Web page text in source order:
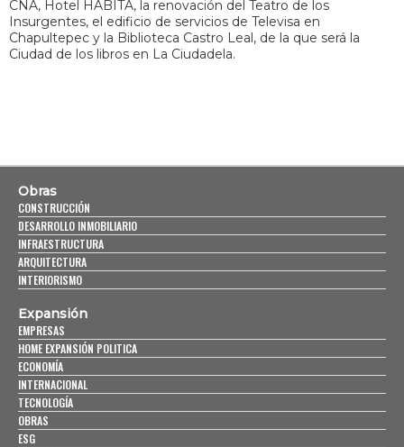
CNA, Hotel HABITA, la renovación del Teatro de los
Insurgentes, el edificio de servicios de Televisa en
Chapultepec y la Biblioteca Castro Leal, de la que será la
Ciudad de los libros en La Ciudadela.
Obras
CONSTRUCCIÓN
DESARROLLO INMOBILIARIO
INFRAESTRUCTURA
ARQUITECTURA
INTERIORISMO
Expansión
EMPRESAS
HOME EXPANSIÓN POLITICA
ECONOMÍA
INTERNACIONAL
TECNOLOGÍA
OBRAS
ESG